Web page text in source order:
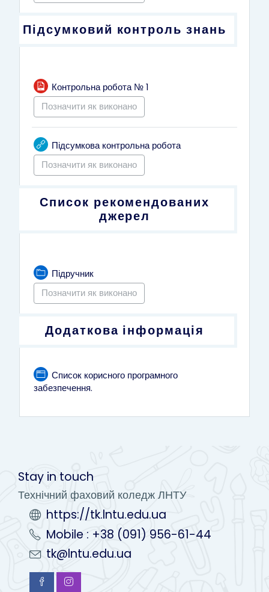
Підсумковий контроль знань
Контрольна робота № 1Файл
Позначити як виконано
Підсумкова контрольна роботаURL (веб-посилання)
Позначити як виконано
Список рекомендованих
джерел
ПідручникТека
Позначити як виконано
Додаткова інформація
Список корисного програмного
забезпечення.Сторінка
Stay in touch
Технічний фаховий коледж ЛНТУ
https://tk.lntu.edu.ua
Mobile : +38 (091) 956-61-44
tk@lntu.edu.ua